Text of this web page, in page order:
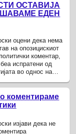
ОСТАВИЈА
ЕДЕН
оцени дека нема
на опозицискиот
коментар,
испратени од
во однос на
коментираме
изјави дека не